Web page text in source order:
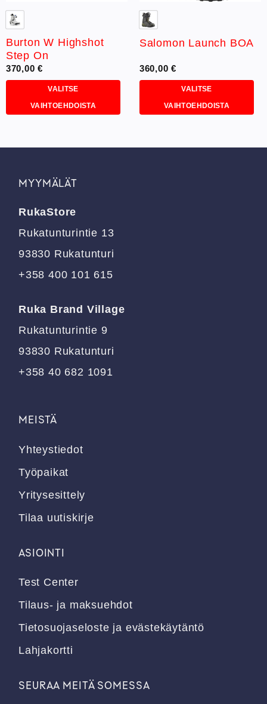
Burton W Highshot
Step On
370,00€
VALITSE
VAIHTOEHDOISTA
on
Voit
valinnat
sivulla.
Salomon Launch BOA
360,00€
VALITSE
VAIHTOEHDOISTA
on
MYYMÄLÄT
RukaStore
Rukatunturintie 13
93830 Rukatunturi
+358 400 101 615
Ruka Brand Village
Rukatunturintie 9
93830 Rukatunturi
+358 40 682 1091
MEISTÄ
Yhteystiedot
Työpaikat
Yritysesittely
Tilaa uutiskirje
ASIOINTI
Test Center
Tilaus- ja maksuehdot
Tietosuojaseloste ja evästekäytäntö
Lahjakortti
SEURAA MEITÄ SOMESSA